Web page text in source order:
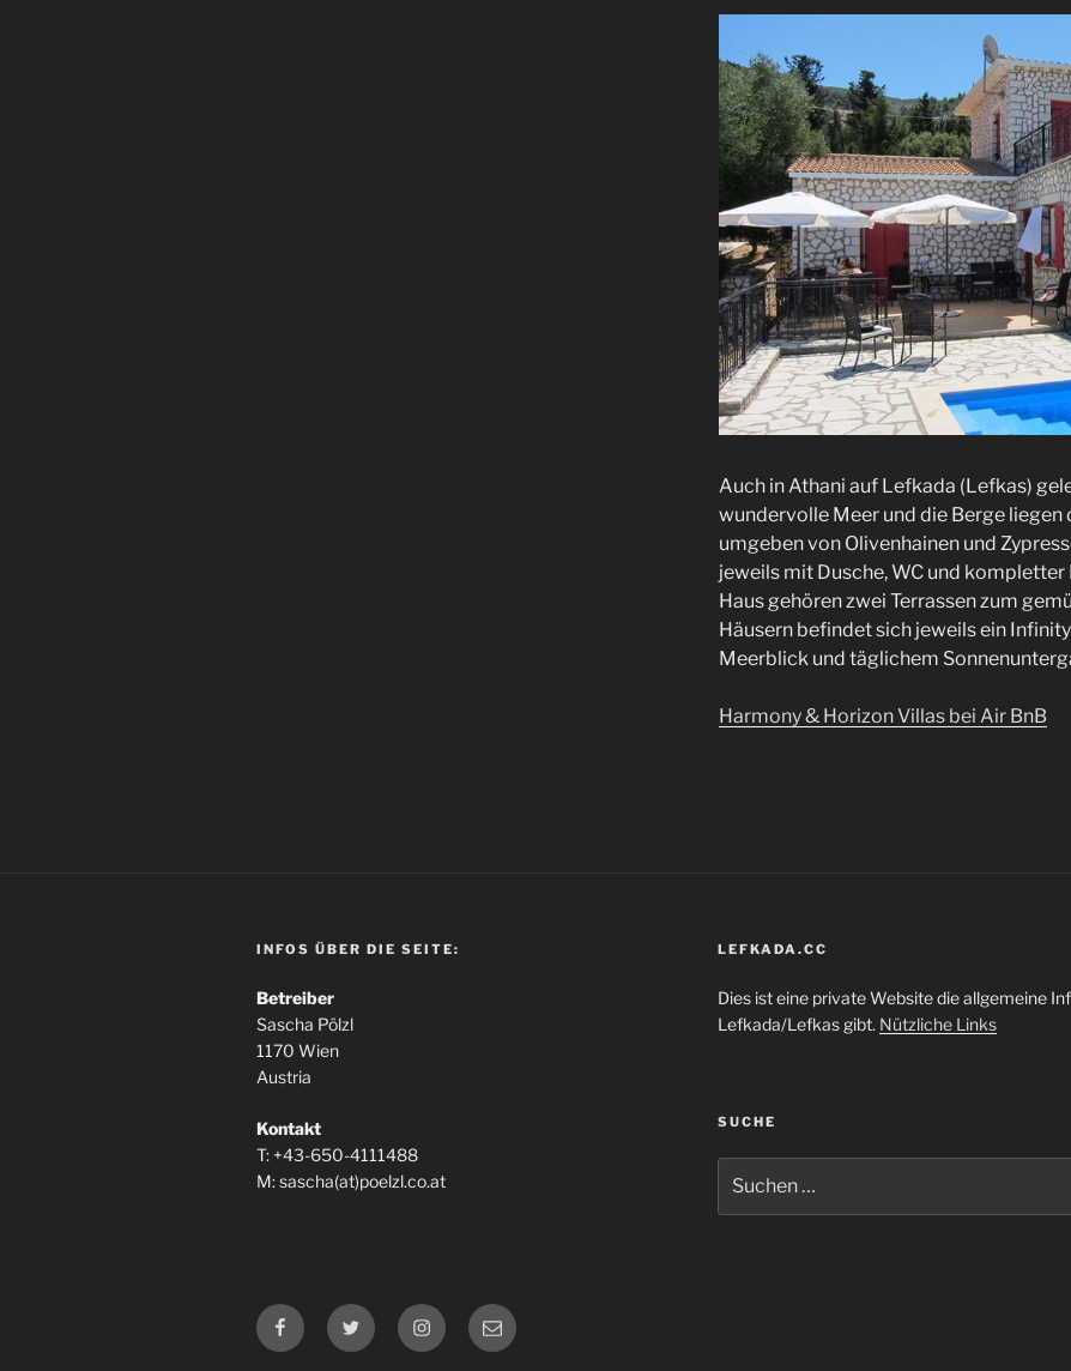
Auch in Athani auf Lefkada (Lefkas)
wundervolle Meer und die Berge
umgeben von Olivenhainen und
jeweils mit Dusche, WC und
Haus gehören zwei Terrassen zum
Häusern befindet sich jeweils ein
Meerblick und täglichem
Harmony & Horizon Villas bei Air BnB
INFOS ÜBER DIE SEITE:
Betreiber
Sascha Pölzl
1170 Wien
Austria
Kontakt
T: +43-650-4111488
M: sascha(at)poelzl.co.at
LEFKADA.CC
Dies ist eine private Website die allgemeine
Lefkada/Lefkas gibt. Nützliche Links
SUCHE
nach:
FacebookTwitter Instagram
E-
Mail